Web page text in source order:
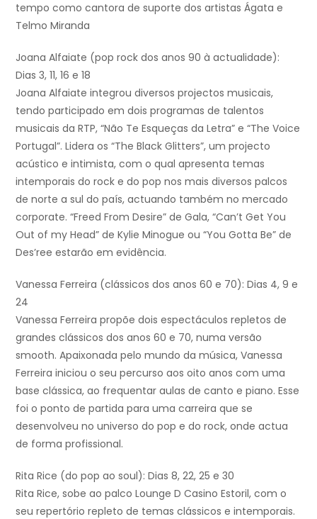
tempo como cantora de suporte dos artistas Ágata e
Telmo Miranda
Joana Alfaiate (pop rock dos anos 90 à actualidade):
Dias 3, 11, 16 e 18
Joana Alfaiate integrou diversos projectos musicais,
tendo participado em dois programas de talentos
musicais da RTP, “Não Te Esqueças da Letra” e “The Voice
Portugal”. Lidera os “The Black Glitters”, um projecto
acústico e intimista, com o qual apresenta temas
intemporais do rock e do pop nos mais diversos palcos
de norte a sul do país, actuando também no mercado
corporate. “Freed From Desire” de Gala, “Can’t Get You
Out of my Head” de Kylie Minogue ou “You Gotta Be” de
Des’ree estarão em evidência.
Vanessa Ferreira (clássicos dos anos 60 e 70): Dias 4, 9 e
24
Vanessa Ferreira propõe dois espectáculos repletos de
grandes clássicos dos anos 60 e 70, numa versão
smooth. Apaixonada pelo mundo da música, Vanessa
Ferreira iniciou o seu percurso aos oito anos com uma
base clássica, ao frequentar aulas de canto e piano. Esse
foi o ponto de partida para uma carreira que se
desenvolveu no universo do pop e do rock, onde actua
de forma profissional.
Rita Rice (do pop ao soul): Dias 8, 22, 25 e 30
Rita Rice, sobe ao palco Lounge D Casino Estoril, com o
seu repertório repleto de temas clássicos e intemporais.